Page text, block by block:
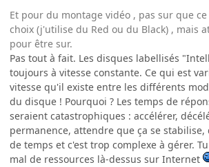
Et pour du montage vidéo , pas sur que
choix (j'utilise du Red ou du Black) , mais
pour être sur.
Pas tout à fait. Les disques labellisés
toujours à vitesse constante. Ce qui est
vitesse qu'il existe entre les différents
du disque ! Pourquoi ? Les temps de
seraient catastrophiques : accélérer,
permanence, attendre que ça se
de temps et c'est trop complexe à gérer.
mal de ressources là-dessus sur Internet